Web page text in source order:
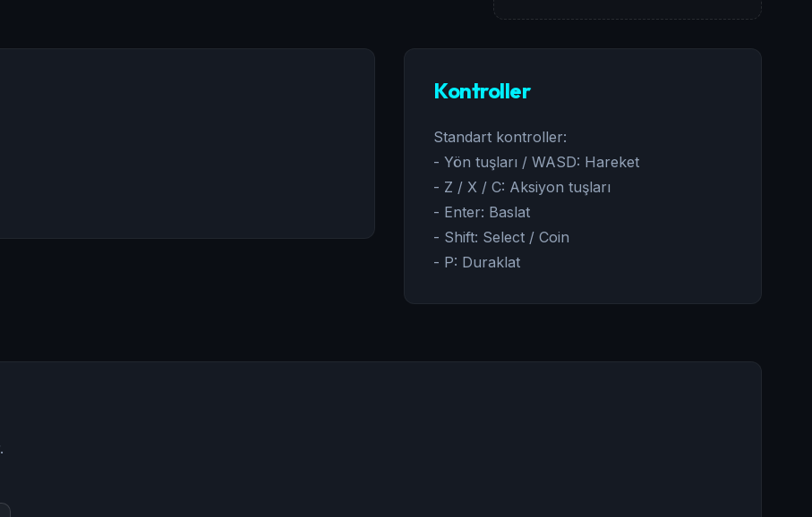
Kontroller
Standart kontroller:
- Yön tuşları / WASD: Hareket
- Z / X / C: Aksiyon tuşları
- Enter: Baslat
- Shift: Select / Coin
- P: Duraklat